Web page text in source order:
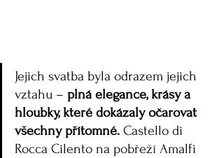
Jejich svatba byla odrazem jejich
vztahu – plná elegance, krásy a
hloubky, které dokázaly očarovat
všechny přítomné. Castello di
Rocca Cilento na pobřeží Amalfi